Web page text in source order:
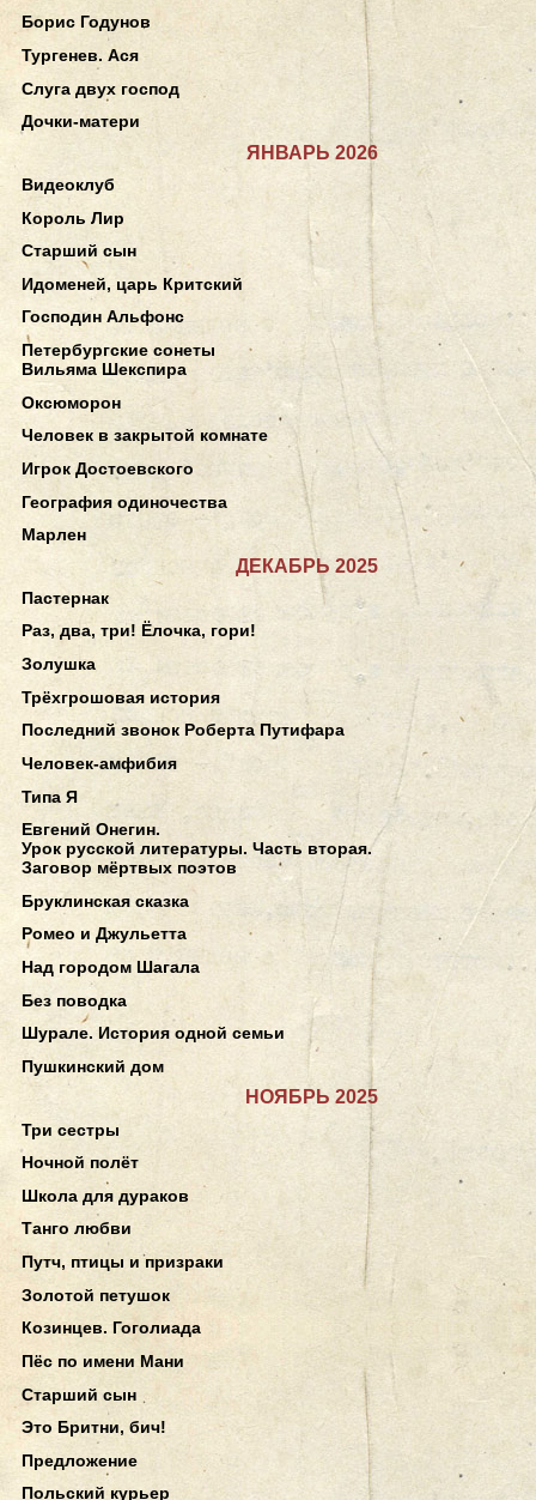
Борис Годунов
Тургенев. Ася
Слуга двух господ
Дочки-матери
ЯНВАРЬ 2026
Видеоклуб
Король Лир
Старший сын
Идоменей, царь Критский
Господин Альфонс
Петербургские сонеты
Вильяма Шекспира
Оксюморон
Человек в закрытой комнате
Игрок Достоевского
География одиночества
Марлен
ДЕКАБРЬ 2025
Пастернак
Раз, два, три! Ёлочка, гори!
Золушка
Трёхгрошовая история
Последний звонок Роберта Путифара
Человек-амфибия
Типа Я
Евгений Онегин.
Урок русской литературы. Часть вторая.
Заговор мёртвых поэтов
Бруклинская сказка
Ромео и Джульетта
Над городом Шагала
Без поводка
Шурале. История одной семьи
Пушкинский дом
НОЯБРЬ 2025
Три сестры
Ночной полёт
Школа для дураков
Танго любви
Путч, птицы и призраки
Золотой петушок
Козинцев. Гоголиада
Пёс по имени Мани
Старший сын
Это Бритни, бич!
Предложение
Польский курьер